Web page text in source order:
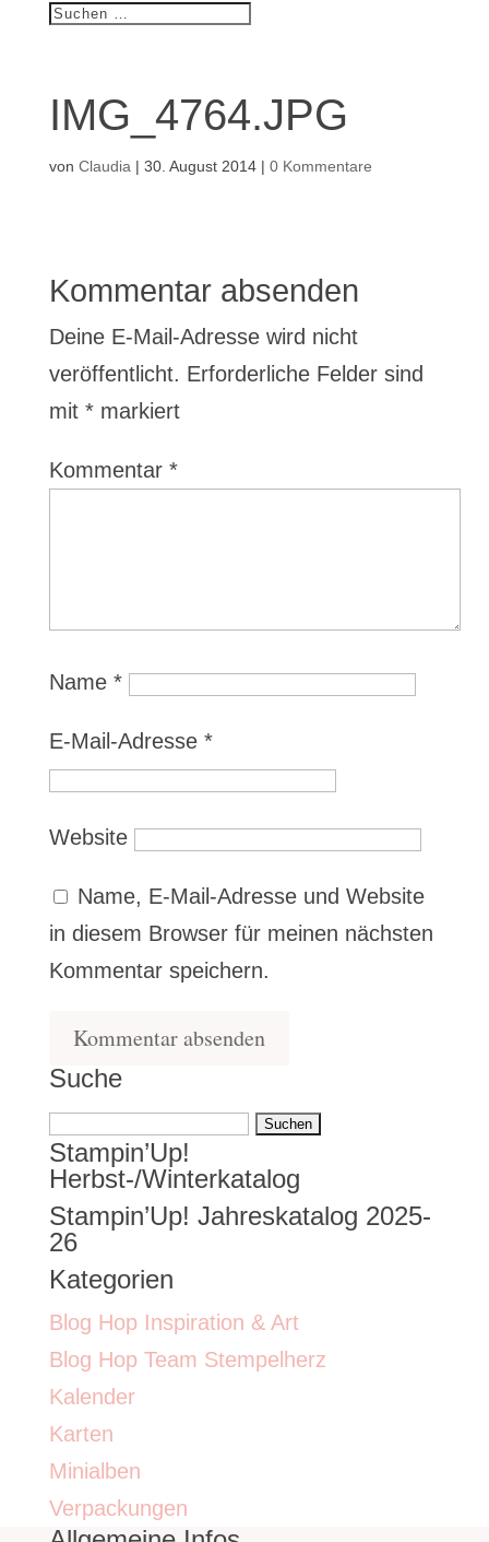
IMG_4764.JPG
von Claudia | 30. August 2014| 0 Kommentare
Kommentar absenden
Deine E-Mail-Adresse wird nicht
veröffentlicht. Erforderliche Felder sind
mit *markiert
Kommentar *
Name *
E-Mail-Adresse *
Website
Name, E-Mail-Adresse und Website
in diesem Browser für meinen nächsten
Kommentar speichern.
Suche
Suchen
nach:
Stampin’Up!
Herbst-/Winterkatalog
Stampin’Up! Jahreskatalog 2025-
26
Kategorien
Blog Hop Inspiration & Art
Blog Hop Team Stempelherz
Kalender
Karten
Minialben
Verpackungen